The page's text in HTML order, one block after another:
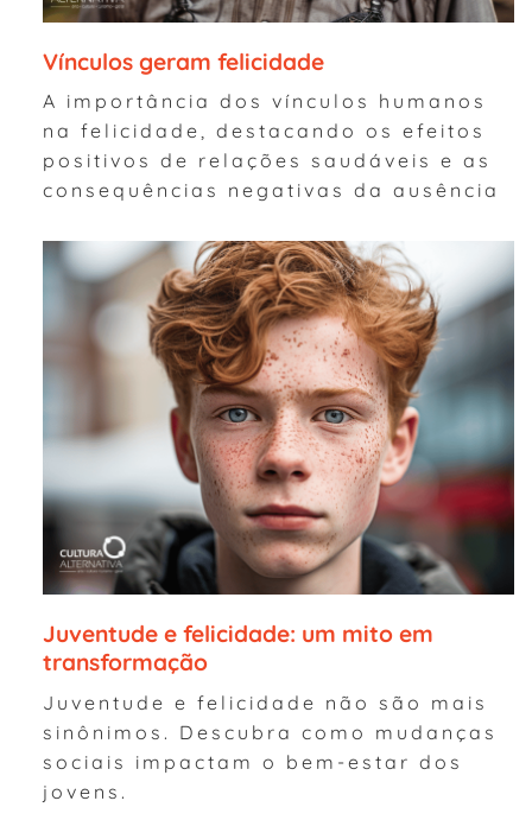
Vínculos geram felicidade
A importância dos vínculos humanos
na felicidade, destacando os efeitos
positivos de relações saudáveis e as
consequências negativas da ausência
Juventude e felicidade: um mito em
transformação
Juventude e felicidade não são mais
sinônimos. Descubra como mudanças
sociais impactam o bem-estar dos
jovens.